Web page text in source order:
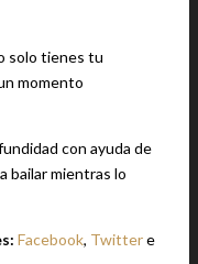
solo tienes tu
momento
con ayuda de
bailar mientras lo
Facebook, Twittere